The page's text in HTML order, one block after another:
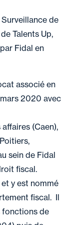
de
Talents Up,
Fidal en
associé en
2020 avec
(Caen),
sein de Fidal
fiscal.
y est nommé
fiscal. Il
fonctions de